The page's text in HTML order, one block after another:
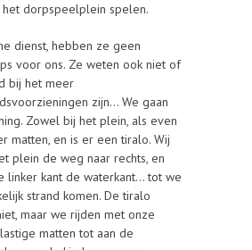
dorpspeelplein spelen.
dienst, hebben ze geen
voor ons. Ze weten ook niet of
bij het meer
zijn… We gaan
Zowel bij het plein, als even
matten, en is er een tiralo. Wij
plein de weg naar rechts, en
linker kant de waterkant… tot we
strand komen. De tiralo
maar we rijden met onze
matten tot aan de